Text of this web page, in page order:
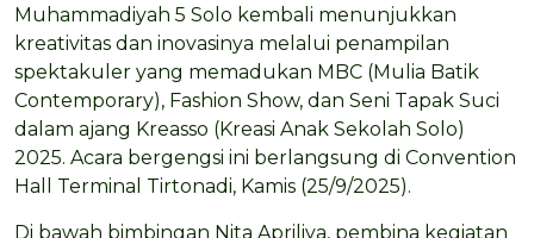
Muhammadiyah 5 Solo kembali menunjukkan
kreativitas dan inovasinya melalui penampilan
spektakuler yang memadukan MBC (Mulia Batik
Contemporary), Fashion Show, dan Seni Tapak Suci
dalam ajang Kreasso (Kreasi Anak Sekolah Solo)
2025. Acara bergengsi ini berlangsung di Convention
Hall Terminal Tirtonadi, Kamis (25/9/2025).
Di bawah bimbingan Nita Apriliya, pembina kegiatan